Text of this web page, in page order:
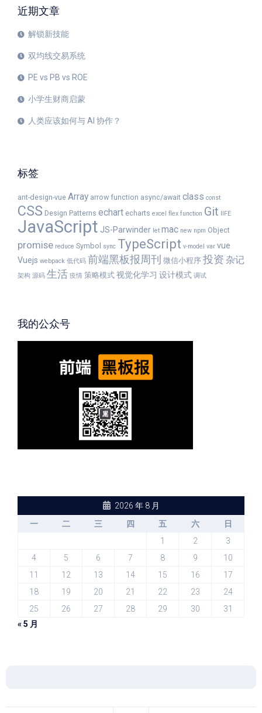
近期文章
解锁新技能
双均线交易系统
PE vs PB vs ROE
小学生财商启蒙
人类应该如何与 AI 协作？
标签
ant-design-vue Array arrow function async/await class const
CSS Design Patterns echart echarts excel flex function Git IIFE
JavaScript JS-Parwinder let mac new npm Object
promise reduce Symbol sync TypeScript v-model var vue
Vuejs webpack 低代码 前端黑板报周刊 微信小程序 投资 杂记
架构 源码 生活 疫情 策略模式 视觉化学习 设计模式 调试
我的公众号
2026 年 8 月
一
二 三 四 五 六
日
1
2
3
4
5 6 7 8 9
10
11
12 13 14 15 16
17
18
19 20 21 22 23
24
25
26 27 28 29 30
31
« 5 月